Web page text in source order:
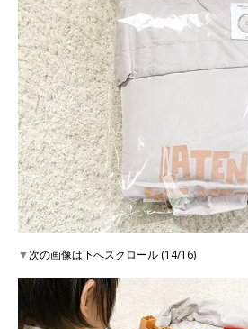
▼次の画像は下へスクロール (14/16)